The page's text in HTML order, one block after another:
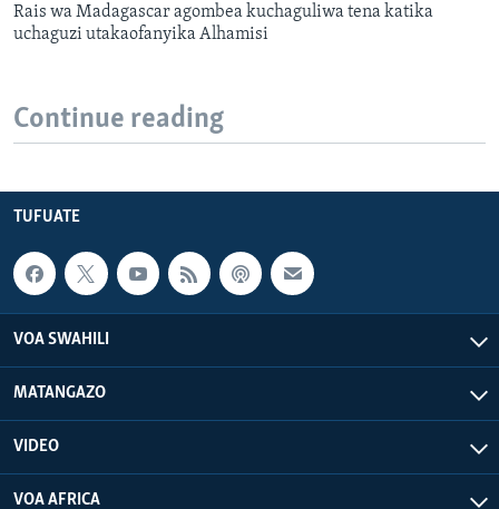
Rais wa Madagascar agombea kuchaguliwa tena katika
uchaguzi utakaofanyika Alhamisi
Continue reading
TUFUATE
VOA SWAHILI
MATANGAZO
VIDEO
VOA AFRICA